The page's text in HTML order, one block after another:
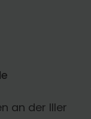
an der Iller